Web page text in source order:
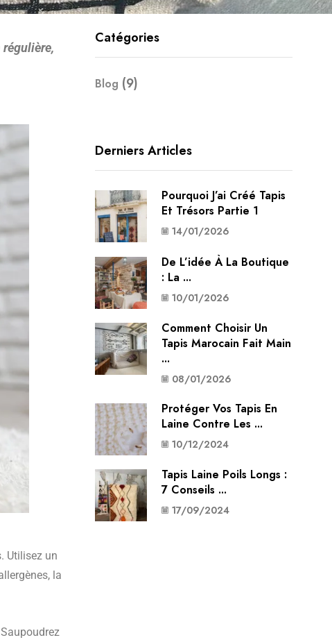
Utilisez un
la
Catégories
Blog (9)
Derniers Articles
Pourquoi J’ai Créé Tapis
Et Trésors Partie 1
14/01/2026
De L’idée À La Boutique
: La ...
10/01/2026
Comment Choisir Un
Tapis Marocain Fait Main
...
08/01/2026
Protéger Vos Tapis En
Laine Contre Les ...
10/12/2024
Tapis Laine Poils Longs :
7 Conseils ...
17/09/2024